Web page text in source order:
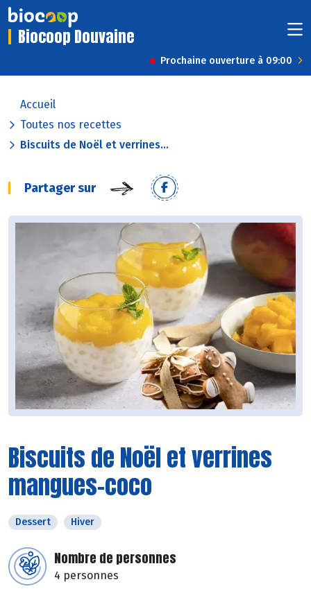
Biocoop Douvaine
Prochaine ouverture à 09:00
Accueil
Toutes nos recettes
Biscuits de Noël et verrines...
Partager sur
Biscuits de Noël et verrines
mangues-coco
Dessert Hiver
Nombre de personnes
4 personnes